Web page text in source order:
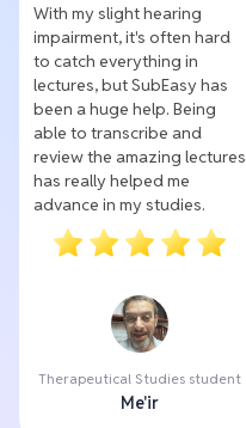
With my slight hearing
impairment, it's often hard
to catch everything in
lectures, but SubEasy has
been a huge help. Being
able to transcribe and
review the amazing lectures
has really helped me
advance in my studies.
Therapeutical Studies student
Me'ir